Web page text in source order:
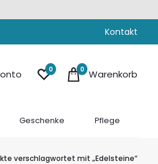
Kontakt
0 0 Warenkorb
Geschenke Pflege
verschlagwortet mit „Edelsteine“